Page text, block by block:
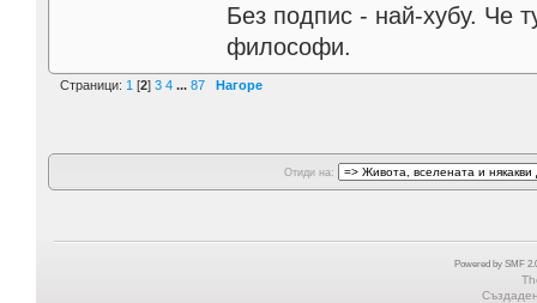
Без подпис - най-хубу. Че
философи.
Страници: 1 [2] 3 4 ... 87 Нагоре
Отиди на:
Powered by SMF